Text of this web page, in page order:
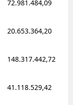
Eskişehir
Gümüşhane
72.981.484,09
20.653.364,20
148.317.442,72
41.118.529,42